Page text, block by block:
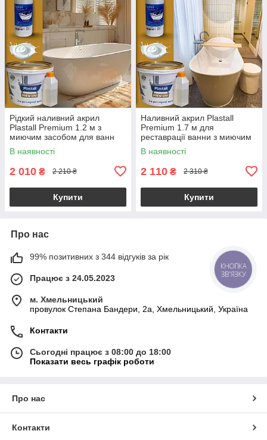
Рідкий наливний акрил
Plastall Premium 1.2 м з
миючим засобом для ванн
Пластол Kings
В наявності
2 010 ₴ 2 210 ₴
Купити
Наливний акрил Plastall
Premium 1.7 м для
реставрації ванни з миючим
засобом Пластол Kings
В наявності
2 110 ₴ 2 310 ₴
Купити
Про нас
99% позитивних з 344 відгуків за рік
Працює з 24.05.2023
м. Хмельницький
провулок Степана Бандери, 2a, Хмельницький, Україна
Контакти
Сьогодні працює з 08:00 до 18:00
Показати весь графік роботи
Про нас
Контакти
КНОПКА
ЗВ'ЯЗКУ